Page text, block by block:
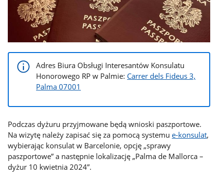
Adres Biura Obsługi Interesantów Konsulatu
Honorowego RP w Palmie: Carrer dels Fideus 3,
Palma 07001
Podczas dyżuru przyjmowane będą wnioski paszportowe.
Na wizytę należy zapisać się za pomocą systemue-konsulat,
wybierając konsulat w Barcelonie, opcję „sprawy
paszportowe” a następnie lokalizację „Palma de Mallorca –
dyżur 10 kwietnia 2024”.